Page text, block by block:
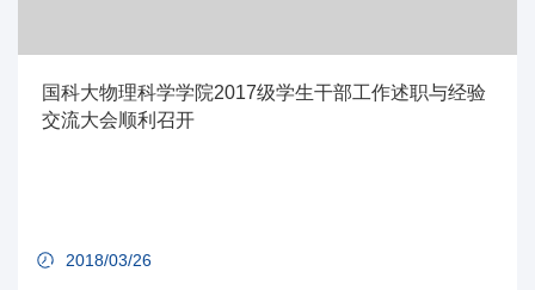
国科大物理科学学院2017级学生干部工作述职与经验
交流大会顺利召开
2018/03/26